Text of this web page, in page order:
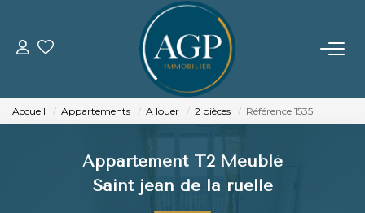
ACHETER
VENDRE
Estimer Votre Bien
Nos Biens Vendus
Accueil Appartements A louer 2 pièces Référence 1535
Appartement T2 Meublé
Saint jean de la ruelle